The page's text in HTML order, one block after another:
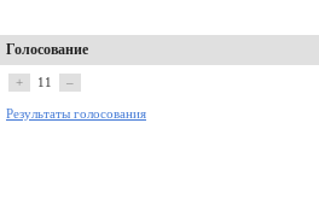
Голосование
+ 11 –
Результаты голосования